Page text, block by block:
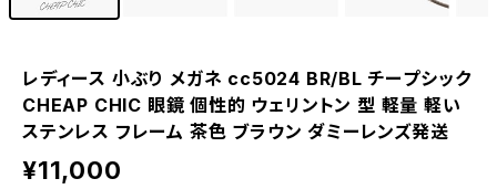
レディース 小ぶり メガネ cc5024 BR/BL チープシック
CHEAP CHIC 眼鏡 個性的 ウェリントン 型 軽量 軽い
ステンレス フレーム 茶色 ブラウン ダミーレンズ発送
¥11,000